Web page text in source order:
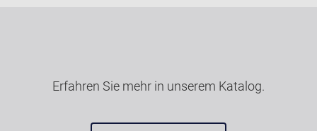
Erfahren Sie mehr in unserem Katalog.